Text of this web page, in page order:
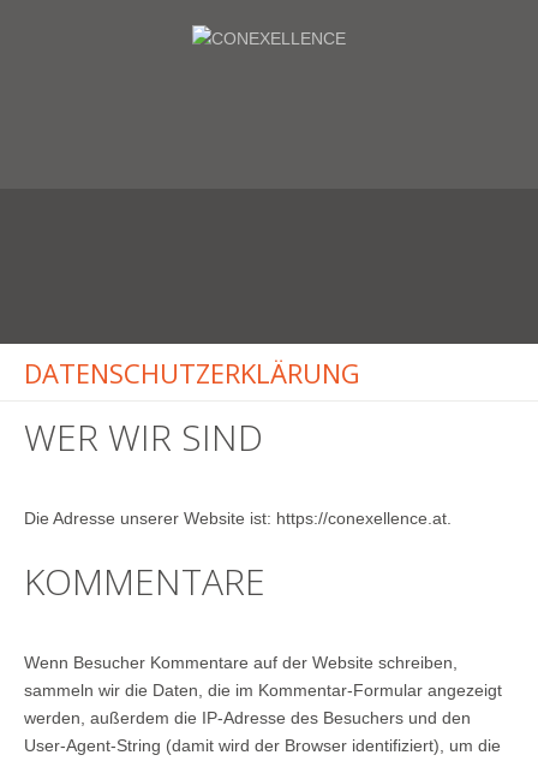
DATENSCHUTZERKLÄRUNG
WER WIR SIND
Die Adresse unserer Website ist: https://conexellence.at.
KOMMENTARE
Wenn Besucher Kommentare auf der Website schreiben,
sammeln wir die Daten, die im Kommentar-Formular angezeigt
werden, außerdem die IP-Adresse des Besuchers und den
User-Agent-String (damit wird der Browser identifiziert), um die